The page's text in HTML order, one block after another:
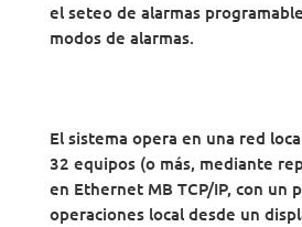
el seteo de alarmas
modos de alarmas.
El sistema opera en una red
32 equipos (o más, mediante
en Ethernet MB TCP/IP, con un
operaciones local desde un